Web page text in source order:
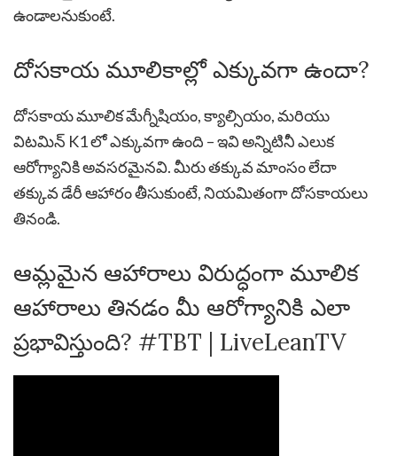
ఉండాలనుకుంటే.
దోసకాయ మూలికాల్లో ఎక్కువగా ఉందా?
దోసకాయ మూలిక మేగ్నీషియం, క్యాల్సియం, మరియు
విటమిన్ K1 లో ఎక్కువగా ఉంది – ఇవి అన్నిటినీ ఎలుక
ఆరోగ్యానికి అవసరమైనవి. మీరు తక్కువ మాంసం లేదా
తక్కువ డేరీ ఆహారం తీసుకుంటే, నియమితంగా దోసకాయలు
తినండి.
ఆమ్లమైన ఆహారాలు విరుద్ధంగా మూలిక
ఆహారాలు తినడం మీ ఆరోగ్యానికి ఎలా
ప్రభావిస్తుంది? #TBT | LiveLeanTV